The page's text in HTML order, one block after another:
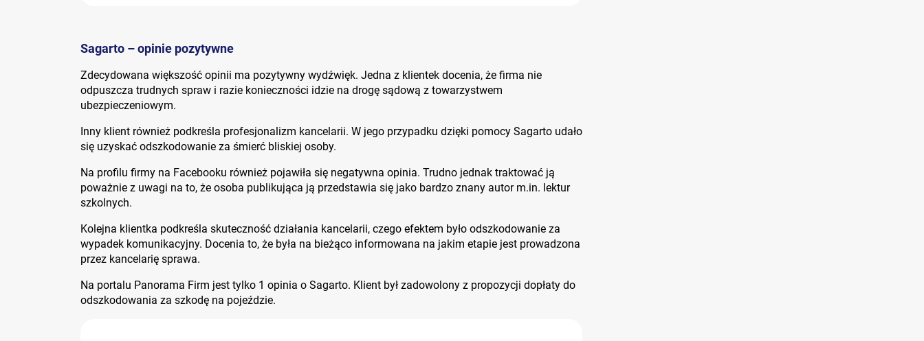
Sagarto – opinie pozytywne
Zdecydowana większość opinii ma pozytywny wydźwięk. Jedna z klientek docenia, że firma nie
odpuszcza trudnych spraw i razie konieczności idzie na drogę sądową z towarzystwem
ubezpieczeniowym.
Inny klient również podkreśla profesjonalizm kancelarii. W jego przypadku dzięki pomocy Sagarto udało
się uzyskać odszkodowanie za śmierć bliskiej osoby.
Na profilu firmy na Facebooku również pojawiła się negatywna opinia. Trudno jednak traktować ją
poważnie z uwagi na to, że osoba publikująca ją przedstawia się jako bardzo znany autor m.in. lektur
szkolnych.
Kolejna klientka podkreśla skuteczność działania kancelarii, czego efektem było odszkodowanie za
wypadek komunikacyjny. Docenia to, że była na bieżąco informowana na jakim etapie jest prowadzona
przez kancelarię sprawa.
Na portalu Panorama Firm jest tylko 1 opinia o Sagarto. Klient był zadowolony z propozycji dopłaty do
odszkodowania za szkodę na pojeździe.